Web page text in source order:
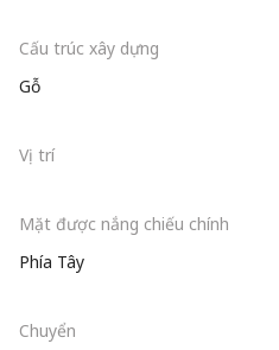
Cấu trúc xây dựng
Gỗ
Vị trí
Mặt được nắng chiếu chính
Phía Tây
Chuyển